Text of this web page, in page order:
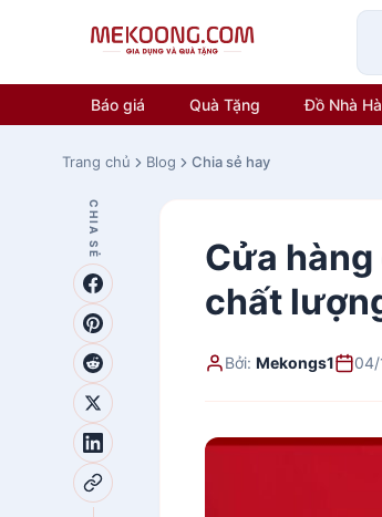
Báo giá Quà Tặng Đồ Nhà
Trang chủ Blog Chia sẻ hay
CHIA SẺ
Cửa
chất
Bởi: Mekongs1